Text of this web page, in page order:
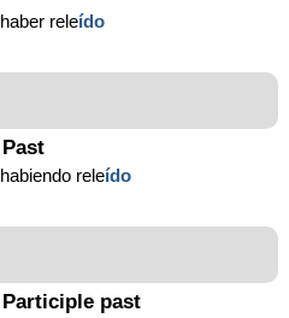
haber releído
Past
habiendo releído
Participle past